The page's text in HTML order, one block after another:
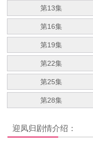
第13集
第16集
第19集
第22集
第25集
第28集
迎凤归剧情介绍：